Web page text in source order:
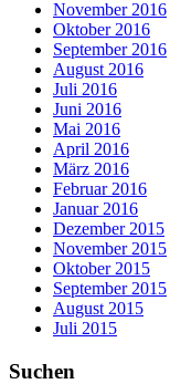
November 2016
Oktober 2016
September 2016
August 2016
Juli 2016
Juni 2016
Mai 2016
April 2016
März 2016
Februar 2016
Januar 2016
Dezember 2015
November 2015
Oktober 2015
September 2015
August 2015
Juli 2015
Suchen